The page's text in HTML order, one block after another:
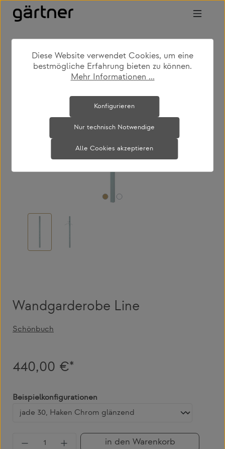
Zum Hauptinhalt springen
shop produkte wohnen garderoben
Bildergalerie überspringen
Wandgarderobe Line
Schönbuch
440,00 €*
Beispielkonfigurationen
Produkt Anzahl: Gib den gewünschten
in den Warenkorb
Diese Website verwendet Cookies, um eine
bestmögliche Erfahrung bieten zu können.
Mehr Informationen ...
Nur technisch Notwendige
Konfigurieren
Alle Cookies akzeptieren